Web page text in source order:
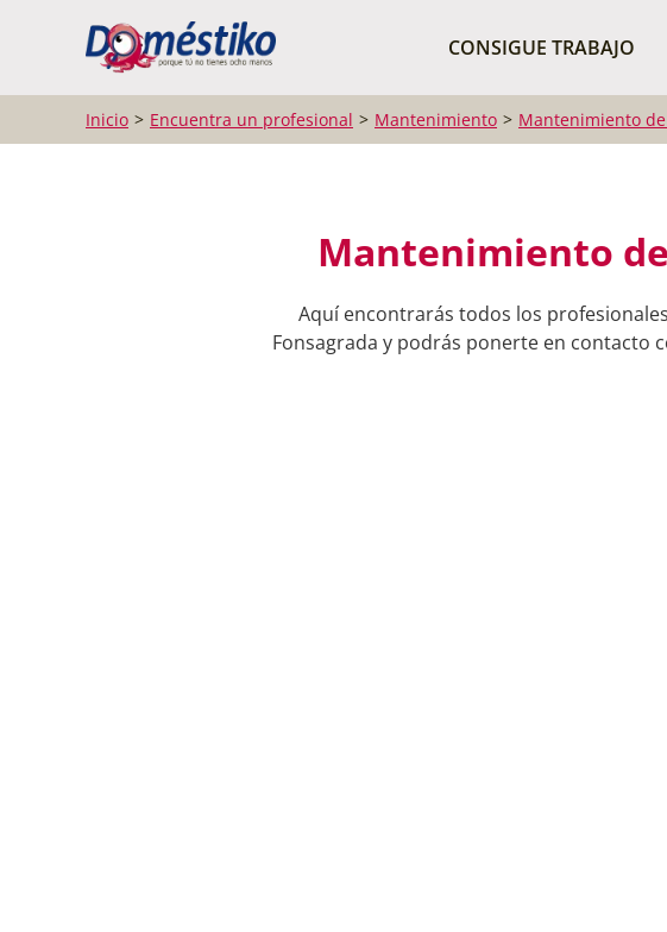
CONSIGUE TRABAJO
Inicio Encuentra un profesional Mantenimiento Mantenimiento
Mantenimiento
Aquí encontrarás todos los
Fonsagrada y podrás ponerte en contacto